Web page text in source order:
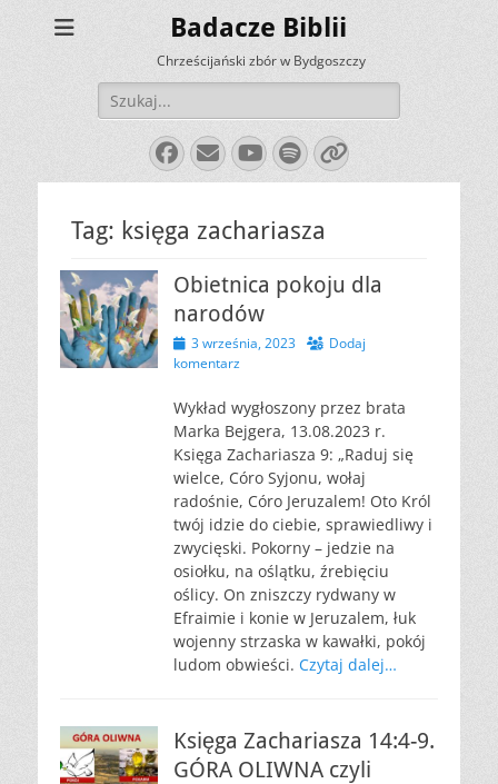
Badacze Biblii
Chrześcijański zbór w Bydgoszczy
Szukaj:
Facebook
E-
mail
YouTube
Spotify
Link
Tag: księga zachariasza
Obietnica pokoju dla
narodów
Opublikowano
3 września, 2023
Dodaj
komentarz
Wykład wygłoszony przez brata
Marka Bejgera, 13.08.2023 r.
Księga Zachariasza 9: „Raduj się
wielce, Córo Syjonu, wołaj
radośnie, Córo Jeruzalem! Oto Król
twój idzie do ciebie, sprawiedliwy i
zwycięski. Pokorny – jedzie na
osiołku, na oślątku, źrebięciu
oślicy. On zniszczy rydwany w
Efraimie i konie w Jeruzalem, łuk
wojenny strzaska w kawałki, pokój
ludom obwieści. Czytaj dalej…
Księga Zachariasza 14:4-9.
GÓRA OLIWNA czyli